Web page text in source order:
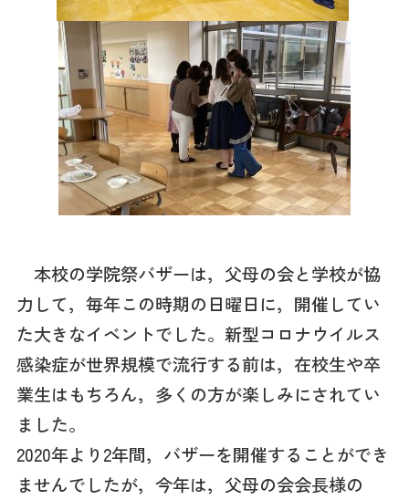
本校の学院祭バザーは，父母の会と学校が協
力して，毎年この時期の日曜日に，開催してい
た大きなイベントでした。新型コロナウイルス
感染症が世界規模で流行する前は，在校生や卒
業生はもちろん，多くの方が楽しみにされてい
ました。
2020年より2年間，バザーを開催することができ
ませんでしたが，今年は，父母の会会長様の